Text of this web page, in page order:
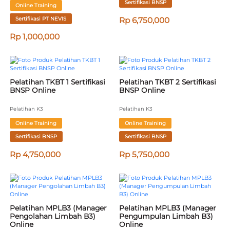
Online Training
Sertifikasi PT NEVIS
Rp 1,000,000
Sertifikasi BNSP
Rp 6,750,000
Pelatihan TKBT 1 Sertifikasi
BNSP Online
Pelatihan K3
Online Training
Sertifikasi BNSP
Rp 4,750,000
Pelatihan TKBT 2 Sertifikasi
BNSP Online
Pelatihan K3
Online Training
Sertifikasi BNSP
Rp 5,750,000
Pelatihan MPLB3 (Manager
Pengolahan Limbah B3)
Online
Pelatihan MPLB3 (Manager
Pengumpulan Limbah B3)
Online